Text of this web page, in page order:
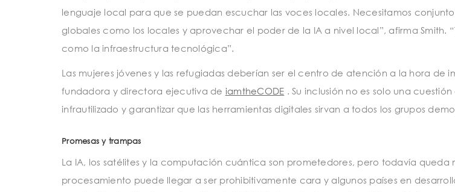
lenguaje local para que se puedan escuchar las voces locales. Necesitamos
globales como los locales y aprovechar el poder de la IA a nivel local”, afirma
como la infraestructura tecnológica”.
Las mujeres jóvenes y las refugiadas deberían ser el centro de atención a la hora
fundadora y directora ejecutiva de iamtheCODE . Su inclusión no es solo una
infrautilizado y garantizar que las herramientas digitales sirvan a todos los grupos
Promesas y trampas
La IA, los satélites y la computación cuántica son prometedores, pero todavía
procesamiento puede llegar a ser prohibitivamente cara y algunos países en